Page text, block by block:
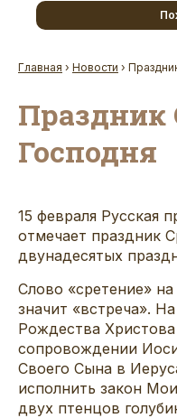
Главная › Новости ›
Праздник
Господня
15 февраля Русская
отмечает праздник
двунадесятых
Слово «сретение»
значит «встреча».
Рождества
сопровождении
Своего Сына в
исполнить закон
двух птенцов